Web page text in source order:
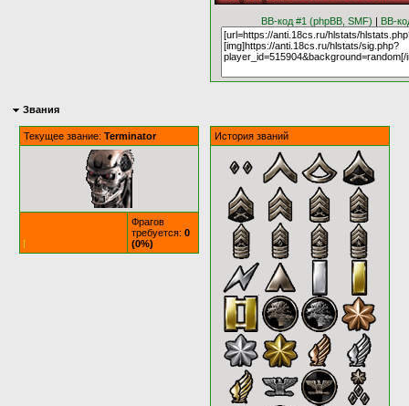
BB-код #1 (phpBB, SMF) | BB-
Звания
Текущее звание: Terminator
Фрагов
требуется: 0
(0%)
История званий